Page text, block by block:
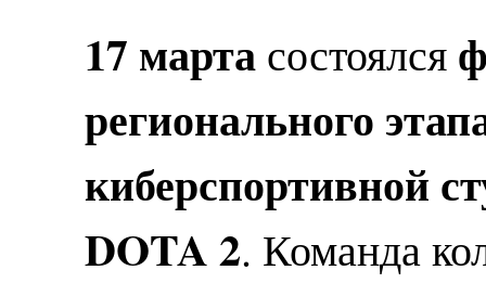
17 марта состоялся
регионального
киберспортивной
DOTA 2. Команда